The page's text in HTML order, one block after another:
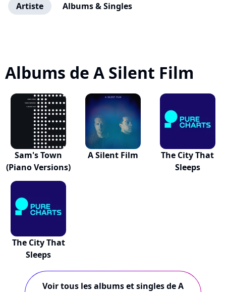
Artiste Albums & Singles
Albums de A Silent Film
Sam's Town
(Piano Versions)
A Silent Film
The City That
Sleeps
The City That
Sleeps
Voir tous les albums et singles de A